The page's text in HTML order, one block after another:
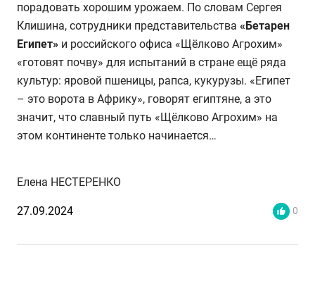
порадовать хорошим урожаем. По словам Сергея
Клишина, сотрудники представительства «Бетарен
Египет» и российского офиса «Щёлково Агрохим»
«готовят почву» для испытаний в стране ещё ряда
культур: яровой пшеницы, рапса, кукурузы. «Египет
– это ворота в Африку», говорят египтяне, а это
значит, что славный путь «Щёлково Агрохим» на
этом континенте только начинается…
Елена НЕСТЕРЕНКО
27.09.2024 0